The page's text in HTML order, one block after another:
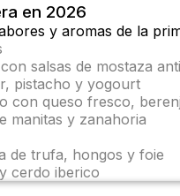
en 2026
y aromas de la
salsas de mostaza
pistacho y yogourt
con queso fresco,
manitas y zanahoria
de trufa, hongos y foie
cerdo iberico